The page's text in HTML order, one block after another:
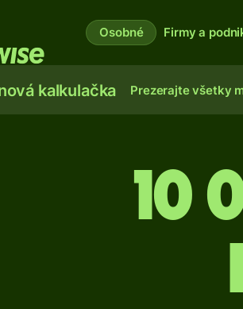
Osobné Firmy a
kalkulačka Prezerajte všetky
10